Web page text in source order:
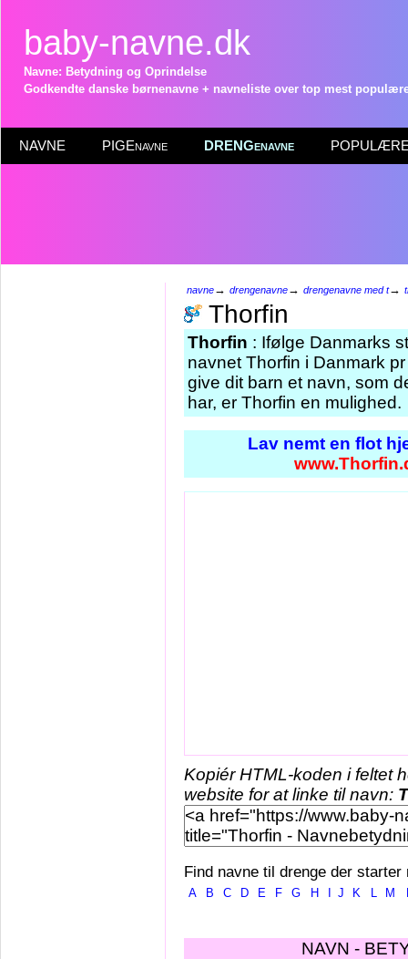
baby-navne.dk
Navne: Betydning og Oprindelse
Godkendte danske børnenavne + navneliste over top mest
NAVNE PIGEnavne DRENGenavne POPULÆRE
navne→ drengenavne→ drengenavne med t→
Thorfin
Thorfin : Ifølge Danmarks
navnet Thorfin i Danmark
give dit barn et navn, som
har, er Thorfin en mulighed.
Lav nemt en flot
Kopiér HTML-koden i feltet
website for at linke til navn:
Find navne til drenge der starter
A B C D E F G H J K L M
NAVN -